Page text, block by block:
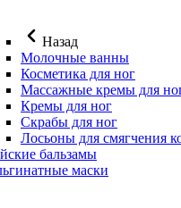
Назад
Молочные ванны
Косметика для ног
Массажные кремы для
Кремы для ног
Скрабы для ног
Лосьоны для смягчения
бальзамы
маски